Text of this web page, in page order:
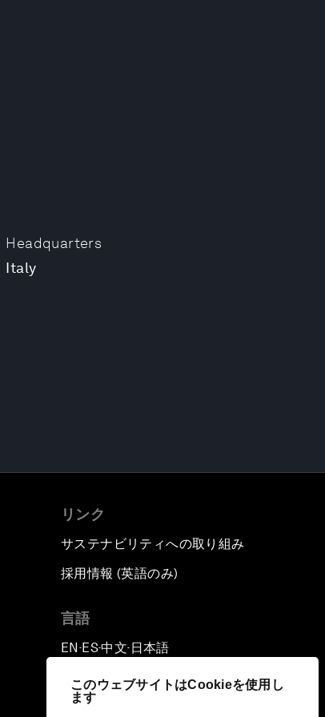
このウェブサイトはCookieを使用し
ます
Headquarters
Italy
リンク
サステナビリティへの取り組み
採用情報 (英語のみ)
言語
EN ▪ES▪中文▪ 日本語